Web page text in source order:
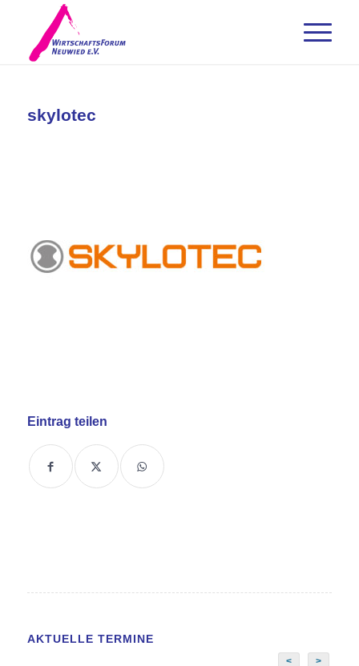
skylotec
Eintrag teilen
AKTUELLE TERMINE
< >